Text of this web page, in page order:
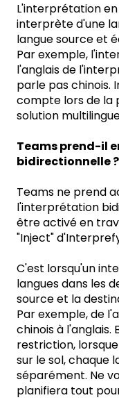
L'interprétation
interprète d'une
langue source et
Par exemple,
l'anglais de
parle pas chinois.
compte lors de la
solution
Teams prend-il
bidirectionnelle ?
Teams ne prend
l'interprétation
être activé en
"Inject"
C'est lorsqu'un
langues dans les
source et la
Par exemple, de
chinois à l'anglais.
restriction,
sur le sol, chaque
séparément. Ne
planifiera tout